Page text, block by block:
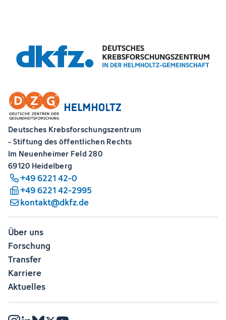
Deutsches Krebsforschungszentrum
- Stiftung des öffentlichen Rechts
Im Neuenheimer Feld 280
69120 Heidelberg
+49 6221 42-0
+49 6221 42-2995
kontakt@dkfz.de
Über uns
Forschung
Transfer
Karriere
Aktuelles